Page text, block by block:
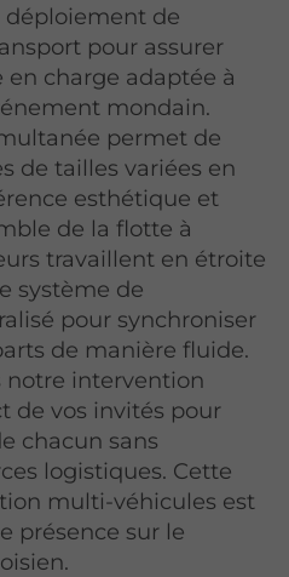
déploiement de
pour assurer
charge adaptée à
mondain.
permet de
de tailles variées en
esthétique et
de la flotte à
travaillent en étroite
système de
pour synchroniser
de manière fluide.
notre intervention
de vos invités pour
chacun sans
logistiques. Cette
multi-véhicules est
présence sur le